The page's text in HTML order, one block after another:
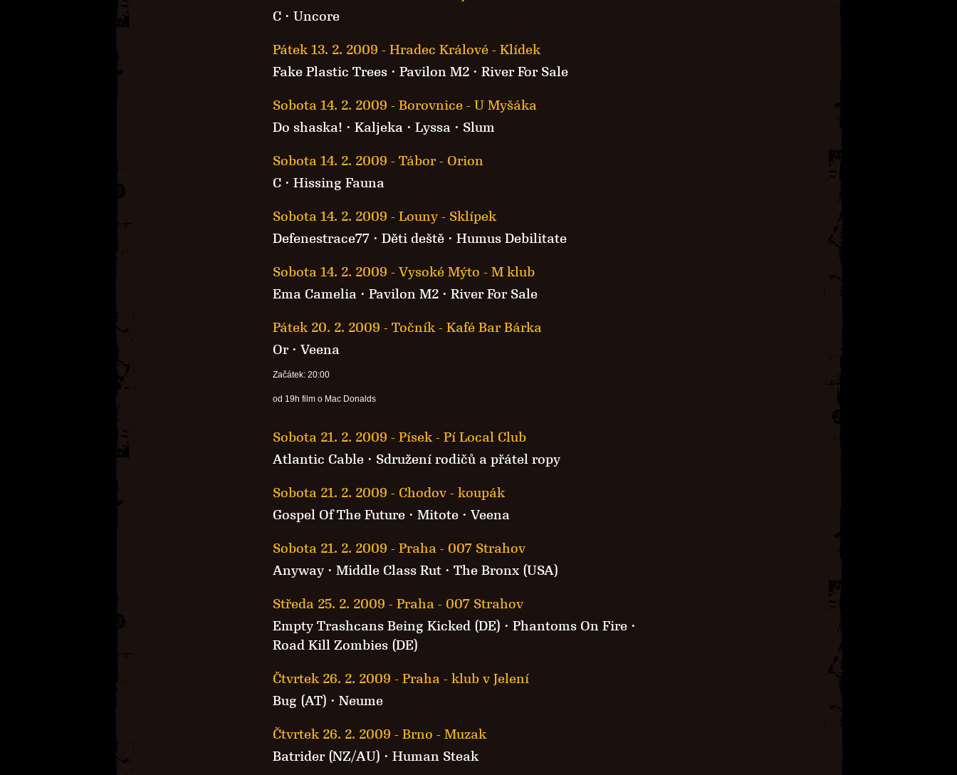
C · Uncore
Pátek 13. 2. 2009 - Hradec Králové - Klídek
Fake Plastic Trees · Pavilon M2 · River For Sale
Sobota 14. 2. 2009 - Borovnice - U Myšáka
Do shaska! · Kaljeka · Lyssa · Slum
Sobota 14. 2. 2009 - Tábor - Orion
C · Hissing Fauna
Sobota 14. 2. 2009 - Louny - Sklípek
Defenestrace77 · Děti deště · Humus Debilitate
Sobota 14. 2. 2009 - Vysoké Mýto - M klub
Ema Camelia · Pavilon M2 · River For Sale
Pátek 20. 2. 2009 - Točník - Kafé Bar Bárka
Or· Veena
Začátek: 20:00
od 19h film o Mac Donalds
Sobota 21. 2. 2009 - Písek - Pí Local Club
Atlantic Cable · Sdružení rodičů a přátel ropy
Sobota 21. 2. 2009 - Chodov - koupák
Gospel Of The Future · Mitote · Veena
Sobota 21. 2. 2009 - Praha - 007 Strahov
Anyway · Middle Class Rut · The Bronx (USA)
Středa 25. 2. 2009 - Praha - 007 Strahov
Empty Trashcans Being Kicked (DE) · Phantoms On Fire ·
Road Kill Zombies (DE)
Čtvrtek 26. 2. 2009 - Praha - klub v Jelení
Bug (AT) · Neume
Čtvrtek 26. 2. 2009 - Brno - Muzak
Batrider (NZ/AU) · Human Steak